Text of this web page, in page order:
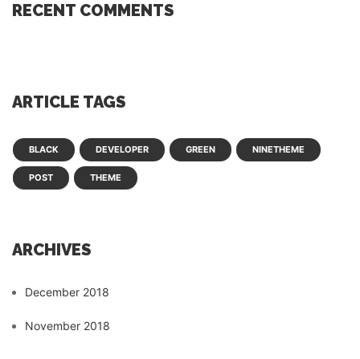
RECENT COMMENTS
ARTICLE TAGS
BLACK DEVELOPER GREEN NINETHEME
POST THEME
ARCHIVES
December 2018
November 2018